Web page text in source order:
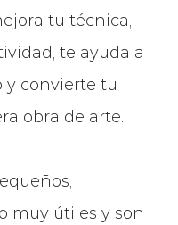
tu técnica,
te ayuda a
y convierte tu
obra de arte.
muy útiles y son